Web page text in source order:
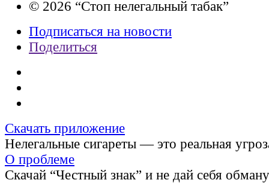
© 2026 “Стоп нелегальный табак”
Подписаться на новости
Поделиться
Скачать приложение
Нелегальные сигареты — это реальная
О проблеме
Скачай “Честный знак” и не дай себя